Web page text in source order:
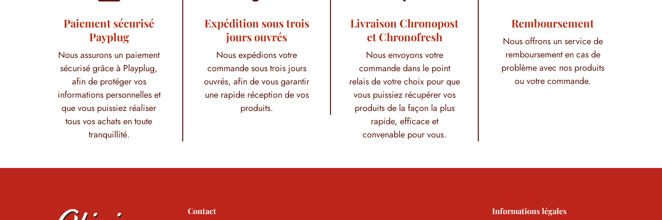
Paiement sécurisé
Payplug
Nous assurons un paiement
sécurisé grâce à Playplug,
afin de protéger vos
informations personnelles et
que vous puissiez réaliser
tous vos achats en toute
tranquillité.
Expédition sous trois
jours ouvrés
Nous expédions votre
commande sous trois jours
ouvrés, afin de vous garantir
une rapide réception de vos
produits.
Livraison Chronopost
et Chronofresh
Nous envoyons votre
commande dans le point
relais de votre choix pour que
vous puissiez récupérer vos
produits de la façon la plus
rapide, efficace et
convenable pour vous.
Remboursement
Nous offrons un service de
remboursement en cas de
problème avec nos produits
ou votre commande.
Contact Informations légales